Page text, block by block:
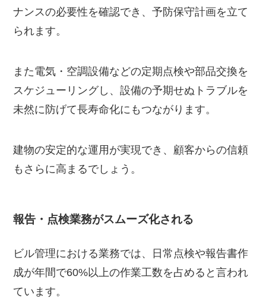
ナンスの必要性を確認でき、予防保守計画を立て
られます。
また電気・空調設備などの定期点検や部品交換を
スケジューリングし、設備の予期せぬトラブルを
未然に防げて長寿命化にもつながります。
建物の安定的な運用が実現でき、顧客からの信頼
もさらに高まるでしょう。
報告・点検業務がスムーズ化される
ビル管理における業務では、日常点検や報告書作
成が年間で60%以上の作業工数を占めると言われ
ています。